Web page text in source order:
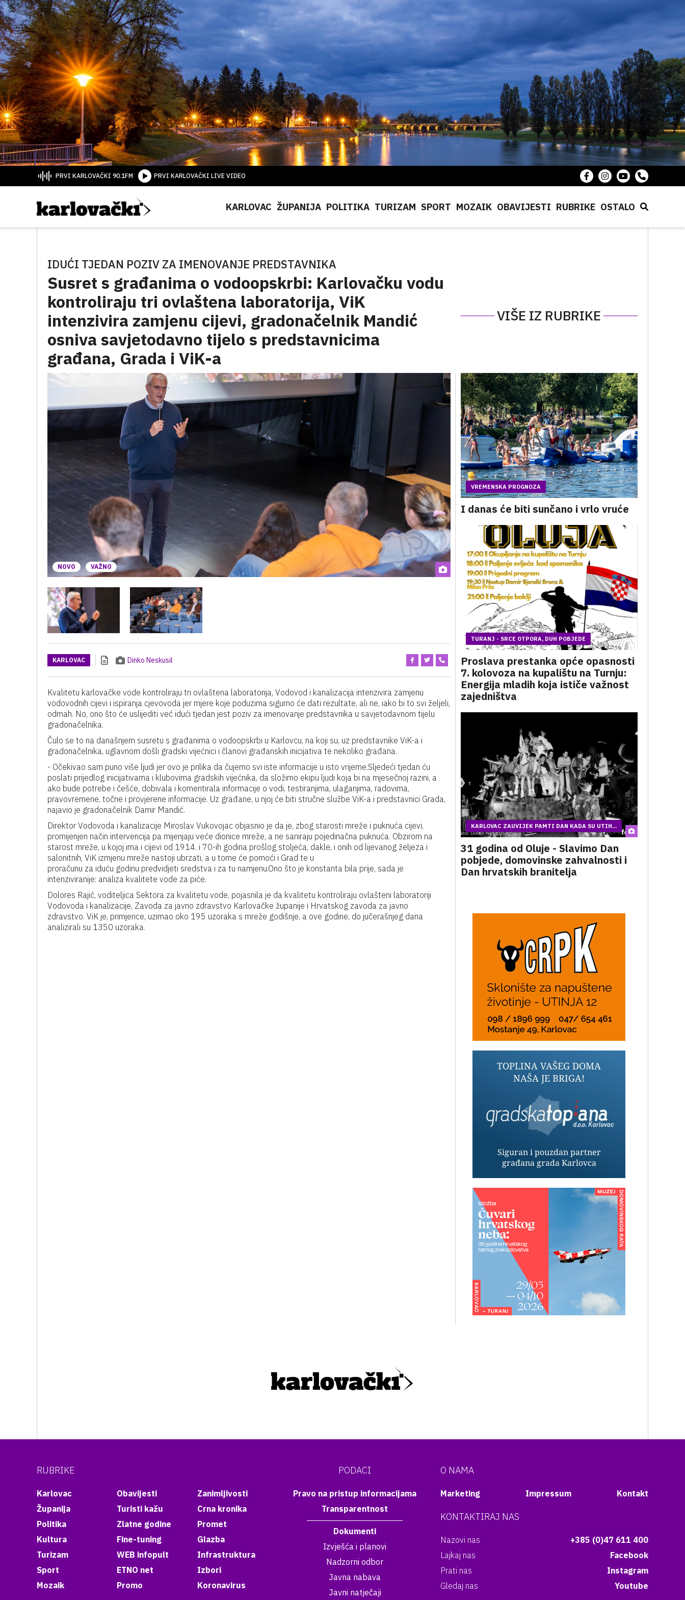
PRVI KARLOVAČKI 90.1FM PRVI KARLOVAČKI LIVE VIDEO
KARLOVAC ŽUPANIJA POLITIKA TURIZAM SPORT MOZAIK OBAVIJESTI RUBRIKE OSTALO
IDUĆI TJEDAN POZIV ZA IMENOVANJE PREDSTAVNIKA
Susret s građanima o vodoopskrbi: Karlovačku vodu
kontroliraju tri ovlaštena laboratorija, ViK
intenzivira zamjenu cijevi, gradonačelnik Mandić
osniva savjetodavno tijelo s predstavnicima
građana, Grada i ViK-a
VIŠE IZ RUBRIKE
NOVO VAŽNO
KARLOVAC Dinko Neskusil
Kvalitetu karlovačke vode kontroliraju tri ovlaštena laboratorija, Vodovod i kanalizacija intenzivira zamjenu
vodovodnih cijevi i ispiranja cjevovoda jer mjere koje poduzima sigurno će dati rezultate, ali ne, iako bi to svi željeli,
odmah. No, ono što će uslijediti već idući tjedan jest poziv za imenovanje predstavnika u savjetodavnom tijelu
gradonačelnika.
Čulo se to na današnjem susretu s građanima o vodoopskrbi u Karlovcu, na koji su, uz predstavnike ViK-a i
gradonačelnika, uglavnom došli gradski vijećnici i članovi građanskih inicijativa te nekoliko građana.
- Očekivao sam puno više ljudi jer ovo je prilika da čujemo svi iste informacije u isto vrijeme.Sljedeći tjedan ću
poslati prijedlog inicijativama i klubovima gradskih vijećnika, da složimo ekipu ljudi koja bi na mjesečnoj razini, a
ako bude potrebe i češće, dobivala i komentirala informacije o vodi, testiranjima, ulaganjima, radovima,
pravovremene, točne i provjerene informacije. Uz građane, u njoj će biti stručne službe ViK-a i predstavnici Grada,
najavio je gradonačelnik Damir Mandić.
Direktor Vodovoda i kanalizacije Miroslav Vukovojac objasnio je da je, zbog starosti mreže i puknuća cijevi,
promijenjen način intervencija pa mijenjaju veće dionice mreže, a ne saniraju pojedinačna puknuća. Obzirom na
starost mreže, u kojoj ima i cijevi od 1914. i 70-ih godina prošlog stoljeća, dakle, i onih od lijevanog željeza i
salonitnih, ViK izmjenu mreže nastoji ubrzati, a u tome će pomoći i Grad te u
proračunu za iduću godinu predvidjeti sredstva i za tu namjenu.Ono što je konstanta bila prije, sada je
intenziviranije: analiza kvalitete vode za piće.
Dolores Rajić, voditeljica Sektora za kvalitetu vode, pojasnila je da kvalitetu kontroliraju ovlašteni laboratoriji
Vodovoda i kanalizacije, Zavoda za javno zdravstvo Karlovačke županije i Hrvatskog zavoda za javno
zdravstvo. ViK je, primjerice, uzimao oko 195 uzoraka s mreže godišnje, a ove godine, do jučerašnjeg dana
analizirali su 1350 uzoraka.
VREMENSKA PROGNOZA
I danas će biti sunčano i vrlo vruće
TURANJ - SRCE OTPORA, DUH POBJEDE
Proslava prestanka opće opasnosti
7. kolovoza na kupalištu na Turnju:
Energija mladih koja ističe važnost
zajedništva
KARLOVAC ZAUVIJEK PAMTI DAN KADA SU UTIH...
31 godina od Oluje - Slavimo Dan
pobjede, domovinske zahvalnosti i
Dan hrvatskih branitelja
RUBRIKE
Karlovac
Županija
Politika
Kultura
Turizam
Sport
Mozaik
Obavijesti
Turisti kažu
Zlatne godine
Fine-tuning
WEB infopult
ETNO net
Promo
Zanimljivosti
Crna kronika
Promet
Glazba
Infrastruktura
Izbori
Koronavirus
PODACI
Pravo na pristup informacijama
Transparentnost
Dokumenti
Izvješća i planovi
Nadzorni odbor
Javna nabava
Javni natječaji
O NAMA
Marketing Impressum Kontakt
KONTAKTIRAJ NAS
Nazovi nas
+385 (0)47 611 400
Lajkaj nas
Facebook
Prati nas
Instagram
Gledaj nas
Youtube